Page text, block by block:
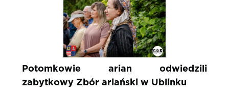
Potomkowie arian odwiedzili
zabytkowy Zbór ariański w Ublinku